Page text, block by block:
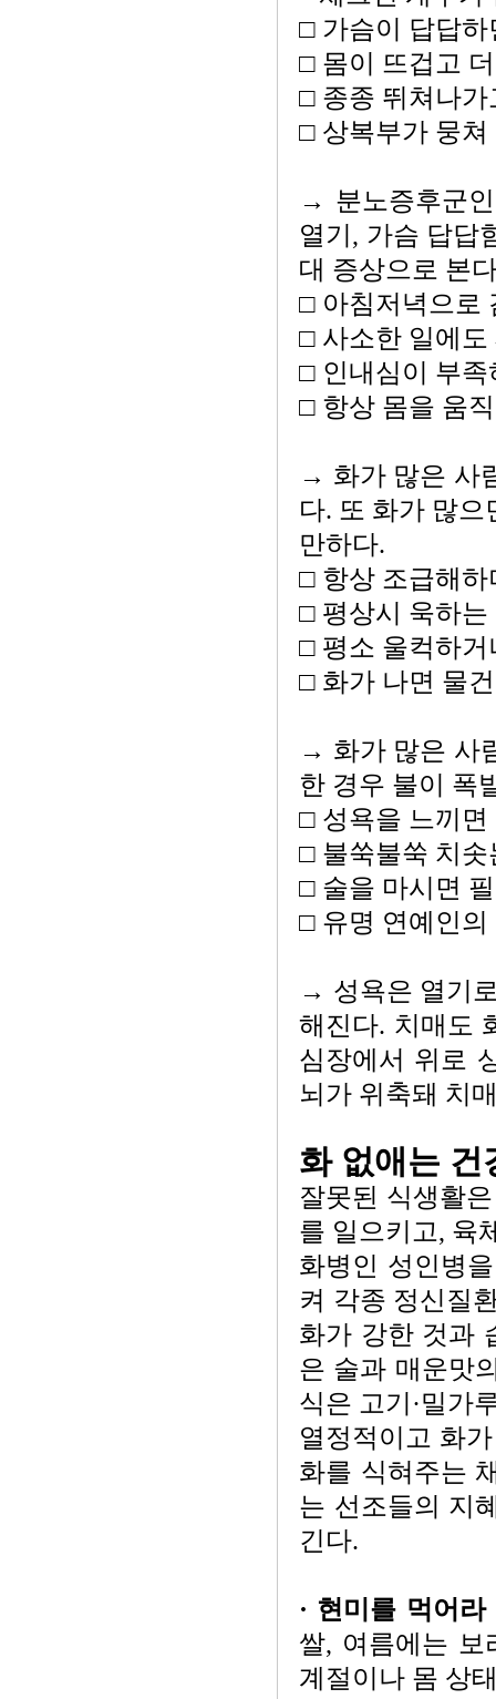
□ 가슴이 답답
□ 몸이 뜨겁고
□ 종종 뛰쳐나
□ 상복부가 뭉
→ 분노증후군
열기, 가슴 답답
대 증상으로 본
□ 아침저녁으로
□ 사소한 일에
□ 인내심이 부
□ 항상 몸을 움
→ 화가 많은 사
다. 또 화가 많
만하다.
□ 항상 조급해
□ 평상시 욱하
□ 평소 울컥하거
□ 화가 나면 물
→ 화가 많은 사
한 경우 불이 폭
□ 성욕을 느끼면
□ 불쑥불쑥 치솟
□ 술을 마시면
□ 유명 연예인의
→ 성욕은 열기
해진다. 치매도
심장에서 위로
뇌가 위축돼 치
화 없애는 건
잘못된 식생활
를 일으키고, 육
화병인 성인병
켜 각종 정신질
화가 강한 것과
은 술과 매운맛
식은 고기·밀가
열정적이고 화
화를 식혀주는
는 선조들의 지
긴다.
· 현미를 먹어라
쌀, 여름에는 보
계절이나 몸 상